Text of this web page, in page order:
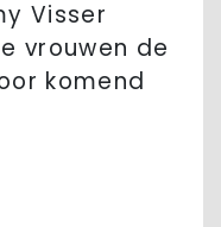
Visser
vrouwen de
komend